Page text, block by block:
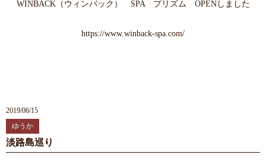
WINBACK（ウィンバック） SPA プリズム OPENしました
https://www.winback-spa.com/
2019/06/15
ゆうか
淡路島巡り